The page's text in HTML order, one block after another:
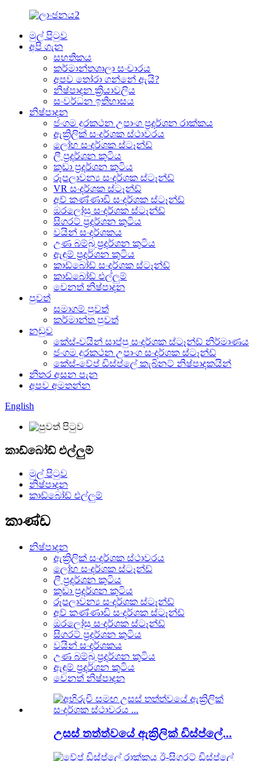
මුල් පිටුව
අපි ගැන
සහතිකය
කර්මාන්තශාලා සංචාරය
අපව තෝරා ගන්නේ ඇයි?
නිෂ්පාදන ක්‍රියාවලිය
සංවර්ධන ඉතිහාසය
නිෂ්පාදන
ජංගම දුරකථන උපාංග ප්‍රදර්ශන රාක්කය
ඇක්‍රිලික් සංදර්ශක ස්ථාවරය
ලෝහ සංදර්ශක ස්ටෑන්ඩ්
ලී ප්‍රදර්ශන කුටිය
කුඩා ප්‍රදර්ශන කුටිය
රූපලාවන්‍ය සංදර්ශක ස්ටෑන්ඩ්
VR සංදර්ශක ස්ටෑන්ඩ්
අව් කණ්ණාඩි සංදර්ශක ස්ටෑන්ඩ්
ඔරලෝසු සංදර්ශක ස්ටෑන්ඩ්
සිගරට් ප්‍රදර්ශන කුටිය
වයින් සංදර්ශකය
උණ බම්බු ප්‍රදර්ශන කුටිය
ඇඳුම් ප්‍රදර්ශන කුටිය
කාඩ්බෝඩ් සංදර්ශක ස්ටෑන්ඩ්
කාඩ්බෝඩ් එල්ලුම්
වෙනත් නිෂ්පාදන
පුවත්
සමාගම් පුවත්
කර්මාන්ත පුවත්
නඩුව
කේස්-වයින් සාප්පු සංදර්ශක ස්ටෑන්ඩ් නිර්මාණය
ජංගම දුරකථන උපාංග සංදර්ශක ස්ටෑන්ඩ්
කේස්-වේප් ඩිස්ප්ලේ කැබිනට් නිෂ්පාදකයින්
නිතර අසන පැන
අපව අමතන්න
English
කාඩ්බෝඩ් එල්ලුම්
මුල් පිටුව
නිෂ්පාදන
කාඩ්බෝඩ් එල්ලුම්
කාණ්ඩ
නිෂ්පාදන
ඇක්‍රිලික් සංදර්ශක ස්ථාවරය
ලෝහ සංදර්ශක ස්ටෑන්ඩ්
ලී ප්‍රදර්ශන කුටිය
කුඩා ප්‍රදර්ශන කුටිය
රූපලාවන්‍ය සංදර්ශක ස්ටෑන්ඩ්
අව් කණ්ණාඩි සංදර්ශක ස්ටෑන්ඩ්
ඔරලෝසු සංදර්ශක ස්ටෑන්ඩ්
සිගරට් ප්‍රදර්ශන කුටිය
වයින් සංදර්ශකය
උණ බම්බු ප්‍රදර්ශන කුටිය
ඇඳුම් ප්‍රදර්ශන කුටිය
වෙනත් නිෂ්පාදන
උසස් තත්ත්වයේ ඇක්‍රිලික් ඩිස්ප්ලේ...